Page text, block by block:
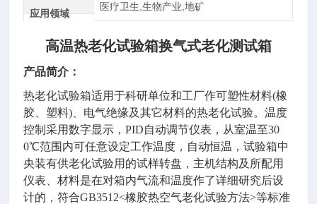
应用领域
医疗卫生,生物产业,地矿
高温热老化试验箱换气式老化测试箱
产品简介：
热老化试验箱适用于科研单位和工厂作可塑性材料(橡
胶、塑料)、电气绝缘及其它材料的热老化试验。温度
控制采用数字显示，PID自动调节仪表，从室温至30
0℃范围内可任意设定工作温度，自动恒温，试验箱中
央装有供老化试验用的试样转盘，主机结构及所配用
仪表、材料是在对箱内气流和温度作了详细研究后设
计的，符合GB3512<橡胶热空气老化试验方法>等标准